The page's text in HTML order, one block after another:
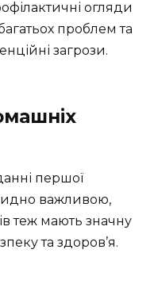
огляди
проблем та
загрози.
першої
важливою,
теж мають значну
та здоров’я.